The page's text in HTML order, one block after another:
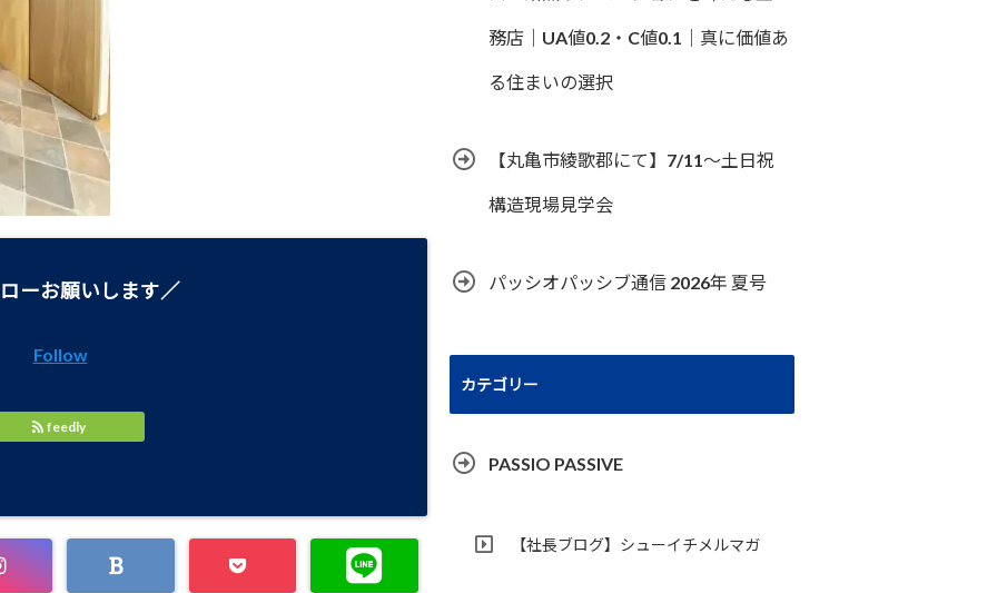
ーお願いします／
Follow
feedly
務店｜UA値0.2・C値0.1｜真に価値あ
る住まいの選択
【丸亀市綾歌郡にて】7/11～土日祝
構造現場見学会
パッシオパッシブ通信 2026年 夏号
カテゴリー
PASSIO PASSIVE
【社長ブログ】シューイチメルマガ